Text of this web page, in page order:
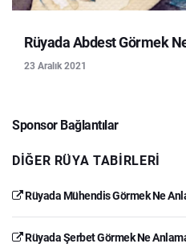
Rüyada Abdest Görmek
23 Aralık 2021
Sponsor Bağlantılar
DIĞER RÜYA TABIRLERI
Rüyada Mühendis Görmek Ne
Rüyada Şerbet Görmek Ne